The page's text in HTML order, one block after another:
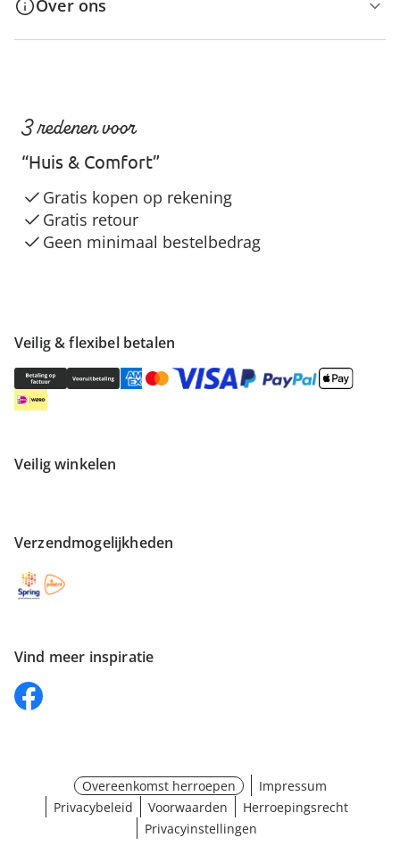
Over ons
Veilig & flexibel betalen
Veilig winkelen
Verzendmogelijkheden
Vind meer inspiratie
3 redenen voor
“Huis & Comfort”
Gratis kopen op rekening
Gratis retour
Geen minimaal bestelbedrag
Overeenkomst herroepen
Impressum
Privacybeleid
Voorwaarden
Herroepingsrecht
Privacyinstellingen